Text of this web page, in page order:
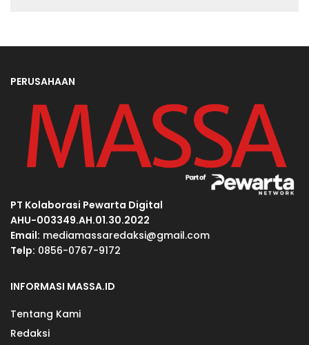
PERUSAHAAN
PT Kolaborasi Pewarta Digital
AHU-003349.AH.01.30.2022
Email: mediamassaredaksi@gmail.com
Telp: 0856-0767-9172
INFORMASI MASSA.ID
Tentang Kami
Redaksi